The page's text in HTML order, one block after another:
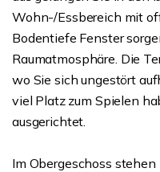
Wohn-/Essbereich mit
Bodentiefe Fenster
Raumatmosphäre. Die
wo Sie sich ungestört
viel Platz zum Spielen
ausgerichtet.
Im Obergeschoss